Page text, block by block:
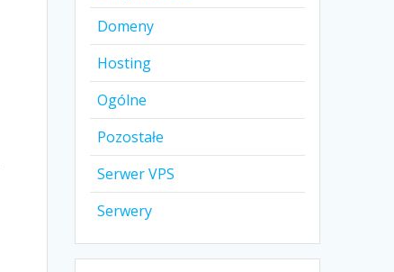
Domeny
Hosting
Ogólne
Pozostałe
Serwer VPS
Serwery